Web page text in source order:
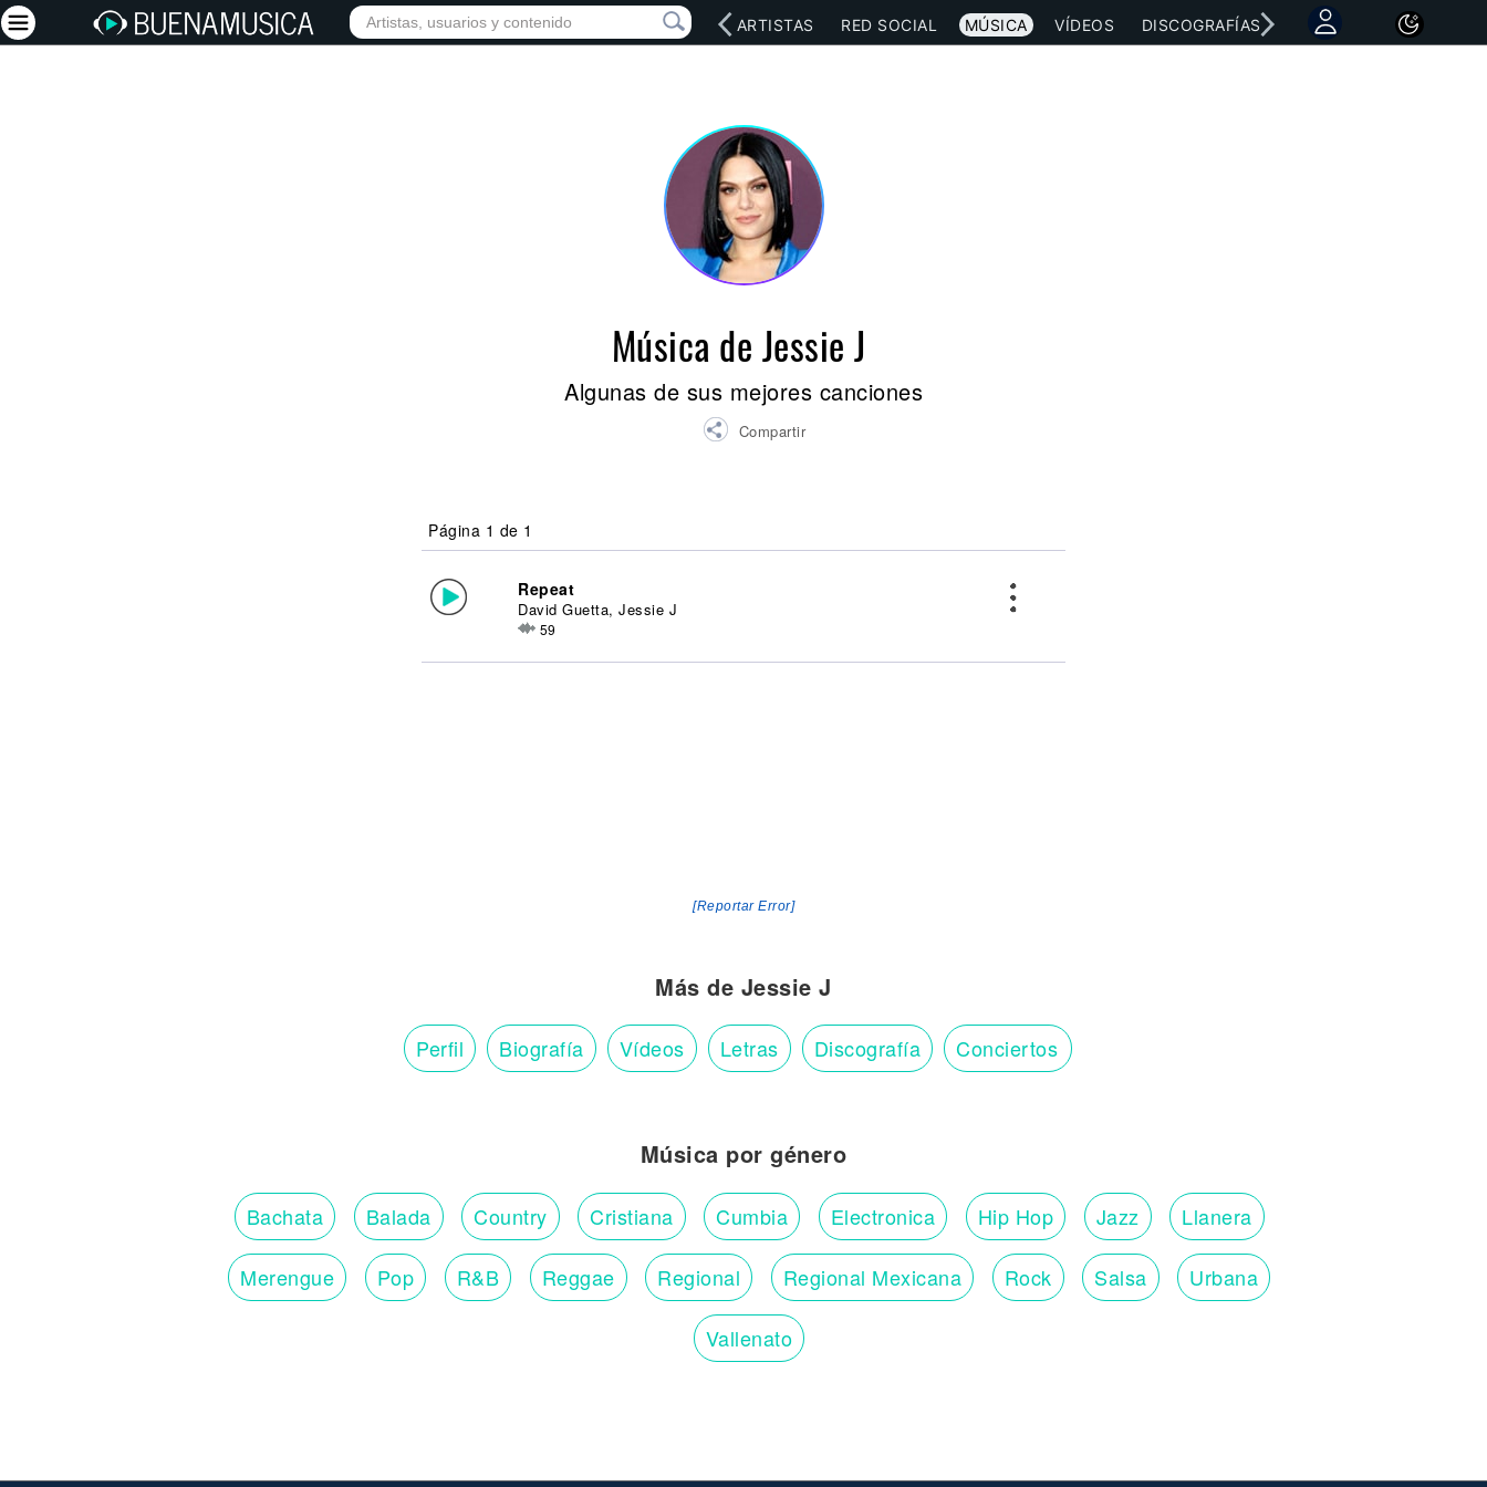
INICIO ARTISTAS RED SOCIAL MÚSICA VÍDEOS DISCOGRAFÍAS CONCIERTOS LETRAS
Música de Jessie J
Algunas de sus mejores canciones
Compartir
Página 1 de 1
Repeat
David Guetta, Jessie J
59
[Reportar Error]
Más de Jessie J
Perfil Biografía Vídeos Letras Discografía Conciertos
Música por género
Bachata Balada Country Cristiana Cumbia Electronica Hip Hop Jazz Llanera
Merengue Pop R&B Reggae Regional Regional Mexicana Rock Salsa Urbana
Vallenato